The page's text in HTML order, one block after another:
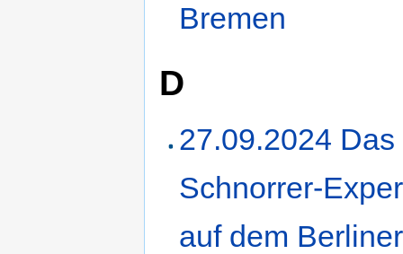
Bremen
D
27.09.2024 Das
Schnorrer-
auf dem Berliner